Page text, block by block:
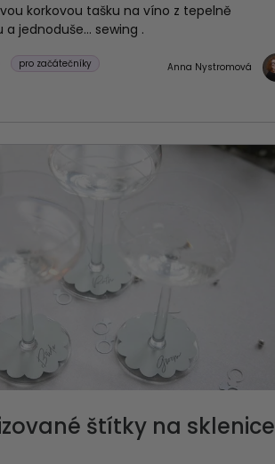
korkovou tašku na víno z tepelně
jednoduše... sewing .
pro začátečníky Anna Nystromová
štítky na sklenice